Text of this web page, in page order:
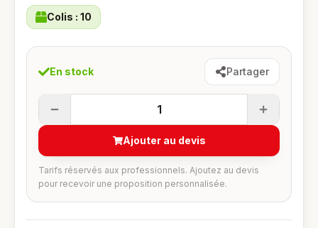
Colis : 10
En stock Partager
1
Ajouter au devis
Tarifs réservés aux professionnels. Ajoutez au devis
pour recevoir une proposition personnalisée.